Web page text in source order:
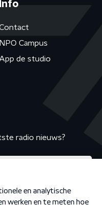
Info
NPO Campus
App de studio
radio nieuws?